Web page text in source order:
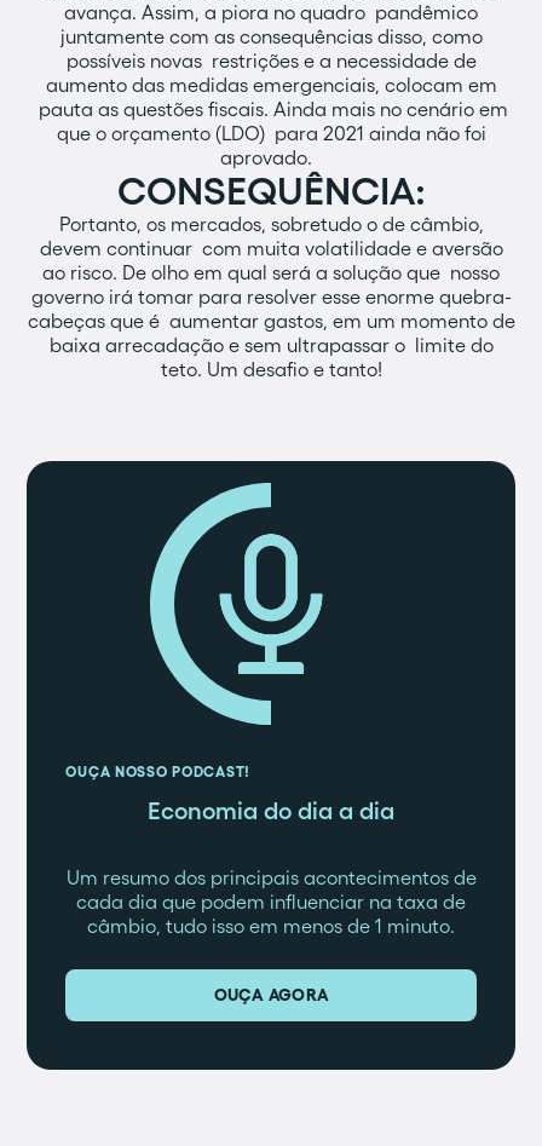
avança. Assim, a piora no quadro pandêmico
juntamente com as consequências disso, como
possíveis novas restrições e a necessidade de
aumento das medidas emergenciais, colocam em
pauta as questões fiscais. Ainda mais no cenário em
que o orçamento (LDO) para 2021 ainda não foi
aprovado.
CONSEQUÊNCIA:
Portanto, os mercados, sobretudo o de câmbio,
devem continuar com muita volatilidade e aversão
ao risco. De olho em qual será a solução que nosso
governo irá tomar para resolver esse enorme quebra-
cabeças que é aumentar gastos, em um momento de
baixa arrecadação e sem ultrapassar o limite do
teto. Um desafio e tanto!
OUÇA NOSSO PODCAST!
Economia do dia a dia
Um resumo dos principais acontecimentos de
cada dia que podem influenciar na taxa de
câmbio, tudo isso em menos de 1 minuto.
OUÇA AGORA